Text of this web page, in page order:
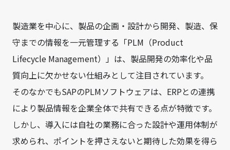
製造業を中心に、製品の企画・設計から開発、製造、保
守までの情報を一元管理する「PLM（Product
Lifecycle Management）」は、製品開発の効率化や品
質向上に欠かせない仕組みとして注目されています。
そのなかでもSAPのPLMソフトウェアは、ERPとの連携
により製品情報を企業全体で共有できる点が特徴です。
しかし、導入には自社の業務に合った設計や運用体制が
求められ、ポイントを押さえないと期待した効果を得ら